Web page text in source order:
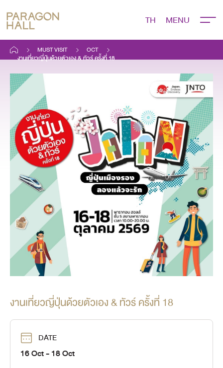
TH
MUST VISIT OCT
งานเที่ยวญี่ปุ่นด้วยตัวเอง & ทัวร์ ครั้งที่ 18
งานเที่ยวญี่ปุ่นด้วยตัวเอง & ทัวร์ ครั้งที่ 18
DATE
16 Oct- 18 Oct